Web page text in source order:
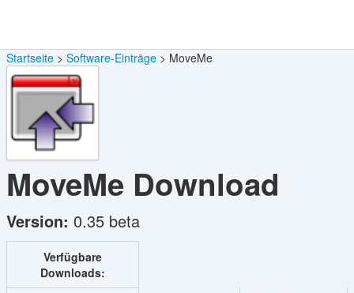
Startseite Software-Einträge MoveMe
MoveMe Download
Version: 0.35 beta
Verfügbare
Downloads: